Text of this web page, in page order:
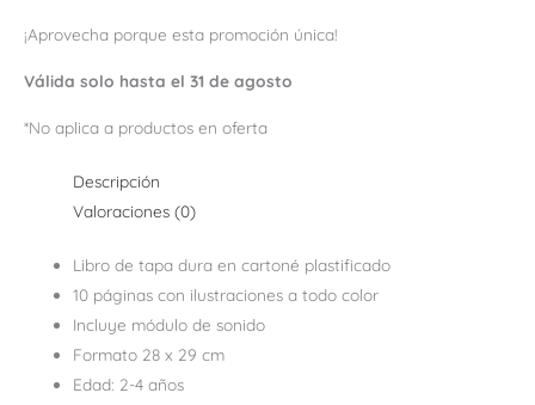
¡Aprovecha porque esta promoción única!
Válida solo hasta el 31 de agosto
*No aplica a productos en oferta
Descripción
Valoraciones (0)
Libro de tapa dura en cartoné plastificado
10 páginas con ilustraciones a todo color
Incluye módulo de sonido
Formato 28 x 29 cm
Edad: 2-4 años